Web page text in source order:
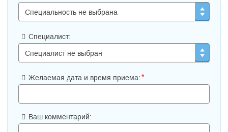
Специалист:
Желаемая дата и время приема:*
Ваш комментарий: